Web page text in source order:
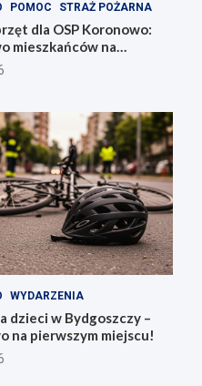
POMOC STRAŻ POŻARNA
dla OSP Koronowo:
mieszkańców na
WYDARZENIA
dzieci w Bydgoszczy –
na pierwszym miejscu!